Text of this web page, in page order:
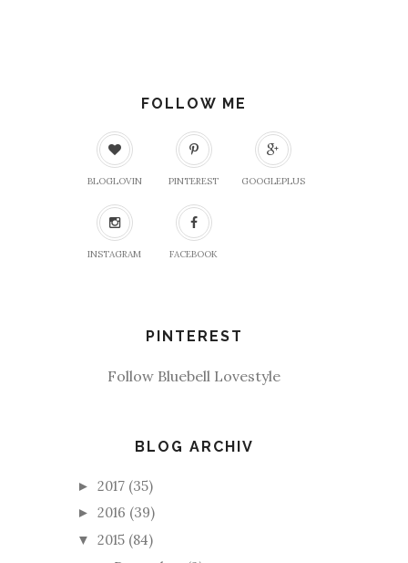
FOLLOW ME
BLOGLOVIN PINTEREST GOOGLEPLUS
INSTAGRAM FACEBOOK
PINTEREST
Follow Bluebell Lovestyle
BLOG ARCHIV
► 2017 (35)
► 2016 (39)
▼ 2015 (84)